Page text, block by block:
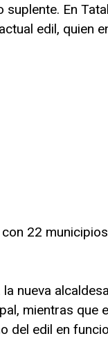
suplente. En
edil, quien
con 22
la nueva
mientras que
del edil en